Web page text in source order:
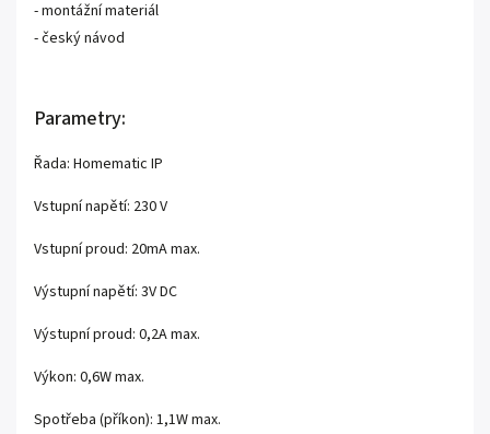
- montážní materiál
- český návod
Parametry:
Řada: Homematic IP
Vstupní napětí: 230 V
Vstupní proud: 20mA max.
Výstupní napětí: 3V DC
Výstupní proud: 0,2A max.
Výkon: 0,6W max.
Spotřeba (příkon): 1,1W max.